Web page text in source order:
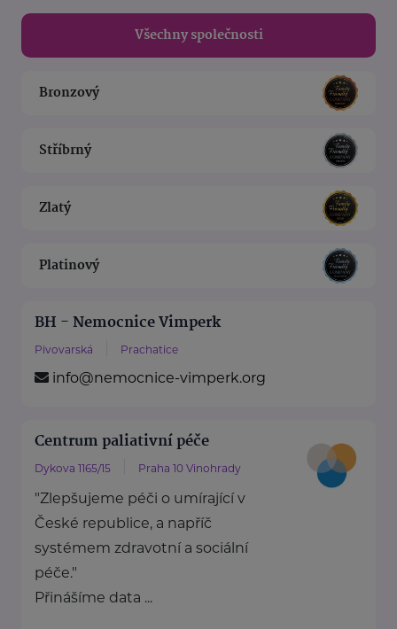
Všechny společnosti
Bronzový
Stříbrný
Zlatý
Platinový
BH - Nemocnice Vimperk
Pivovarská Prachatice
info@nemocnice-vimperk.org
Centrum paliativní péče
Dykova 1165/15 Praha 10 Vinohrady
"Zlepšujeme péči o umírající v
České republice, a napříč
systémem zdravotní a sociální
péče."
Přinášíme data ...